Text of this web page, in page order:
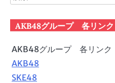
索:
AKB48グループ 各リンク
AKB48グループ 各リンク
AKB48
SKE48